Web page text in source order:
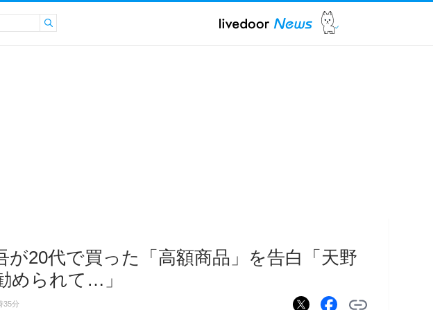
が20代で買った「高額商品」を告白「天野
められて…」
35分